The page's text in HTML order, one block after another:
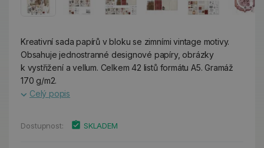
Kreativní sada papírů v bloku se zimními vintage motivy.
Obsahuje jednostranné designové papíry, obrázky
k vystřižení a vellum. Celkem 42 listů formátu A5. Gramáž
170 g/m2.
Celý popis
Dostupnost: SKLADEM